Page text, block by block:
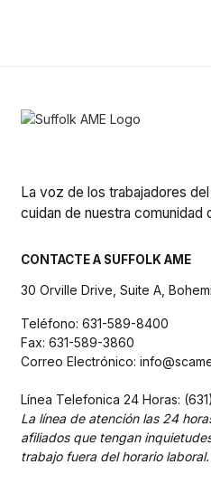
La voz de los trabajadores
cuidan de nuestra comunidad
CONTACTE A SUFFOLK AME
30 Orville Drive, Suite A,
Teléfono: 631-589-8400
Fax: 631-589-3860
Correo Electrónico:
Línea Telefonica 24 Horas:
La línea de atención las 24
afiliados que tengan
trabajo fuera del horario